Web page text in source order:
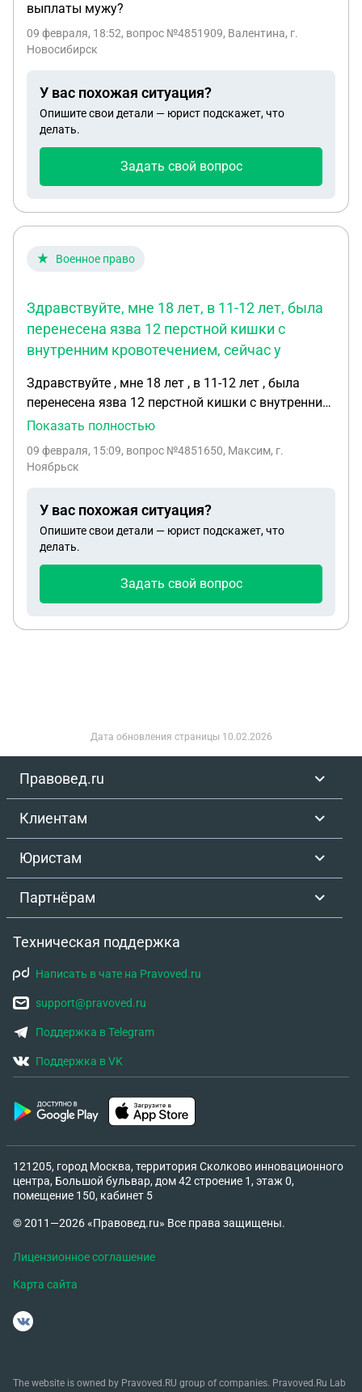
выплаты мужу?
09 февраля, 18:52, вопрос №4851909, Валентина, г.
Новосибирск
У вас похожая ситуация?
Опишите свои детали — юрист подскажет, что
делать.
Задать свой вопрос
Военное право
Здравствуйте, мне 18 лет, в 11-12 лет, была
перенесена язва 12 перстной кишки с
внутренним кровотечением, сейчас у
Здравствуйте , мне 18 лет , в 11-12 лет , была
перенесена язва 12 перстной кишки с внутренним
кровотечением , сейчас у меня гастрит , рубцы и
документам все есть , болезнь хроническая , меня
ок , годен , но в армии может случится рецидив
выписок 6-7 , 2 из них с реанимации , остальные
либо с абострением или на обследовании
Показать полностью
09 февраля, 15:09, вопрос №4851650, Максим, г.
Ноябрьск
У вас похожая ситуация?
Опишите свои детали — юрист подскажет, что
делать.
Задать свой вопрос
Дата обновления страницы 10.02.2026
Правовед.ru
Клиентам
Юристам
Партнёрам
Техническая поддержка
Написать в чате на Pravoved.ru
support@pravoved.ru
Поддержка в Telegram
Поддержка в VK
121205, город Москва, территория Сколково инновационного
центра, Большой бульвар, дом 42 строение 1, этаж 0,
помещение 150, кабинет 5
© 2011—2026 «Правовед.ru» Все права защищены.
Лицензионное соглашение
Карта сайта
The website is owned by Pravoved.RU group of companies. Pravoved.Ru Lab